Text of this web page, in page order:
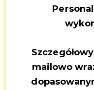
mailowo